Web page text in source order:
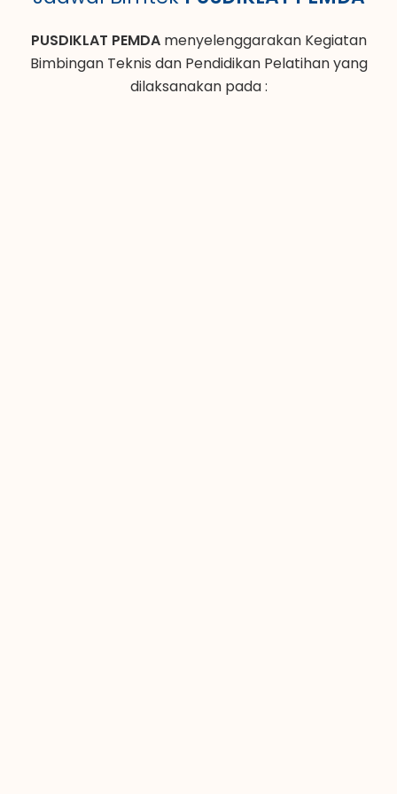
PUSDIKLAT PEMDAmenyelenggarakan Kegiatan
Bimbingan Teknis dan Pendidikan Pelatihan yang
dilaksanakan pada :